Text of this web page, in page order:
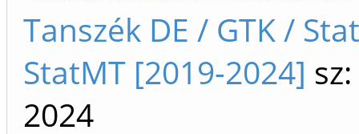
Tanszék DE / GTK /
StatMT [2019-2024]
2024